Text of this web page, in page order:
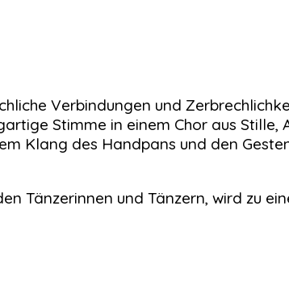
Verbindungen und
Stimme in einem Chor aus Stille,
Klang des Handpans und den
Tänzerinnen und Tänzern, wird zu